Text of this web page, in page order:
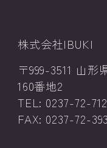
株式会社IBUKI
〒999-3511 山
160番地2
TEL: 0237-72-
FAX: 0237-72-